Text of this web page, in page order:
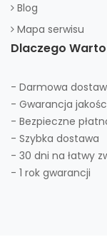
Blog
Mapa serwisu
Dlaczego
- Darmowa
- Gwarancja
- Bezpieczne
- Szybka dostawa
- 30 dni na łatwy
- 1 rok gwarancji